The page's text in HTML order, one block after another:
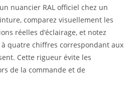
nuancier RAL officiel chez un
comparez visuellement les
réelles d’éclairage, et notez
quatre chiffres correspondant aux
Cette rigueur évite les
de la commande et de